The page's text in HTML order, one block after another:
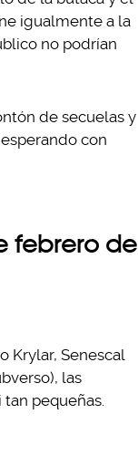
igualmente a la
no podrían
de secuelas y
con
febrero de
Krylar, Senescal
las
pequeñas.